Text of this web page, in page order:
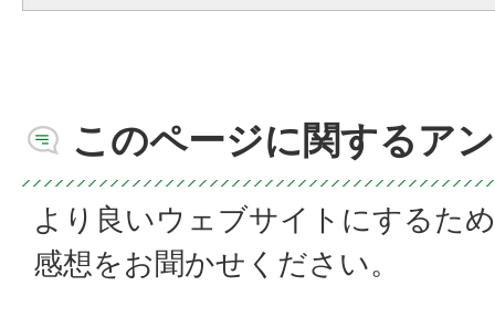
このページに関するア
より良いウェブサイトにするた
感想をお聞かせください。